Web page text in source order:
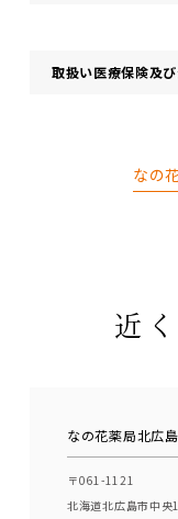
取扱い医療保険及
なの
近
なの花薬局北広
〒061-1121
北海道北広島市中央